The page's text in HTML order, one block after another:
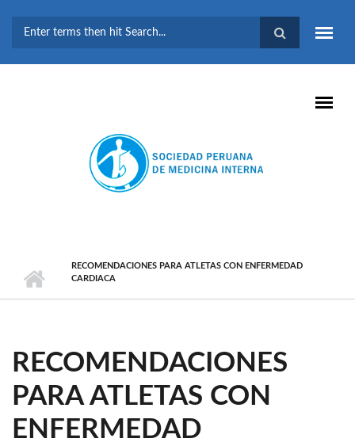
BÚSQUEDA
RECOMENDACIONES PARA ATLETAS CON ENFERMEDAD
CARDIACA
RECOMENDACIONES
PARA ATLETAS CON
ENFERMEDAD